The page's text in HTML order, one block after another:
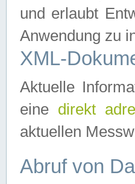
und erlaubt
Anwendung zu
XML-
Aktuelle
eine direkt
aktuellen
Abruf von